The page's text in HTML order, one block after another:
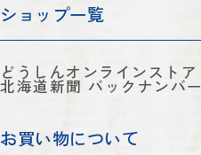
ショップ一覧
どうしんオンラインストア
北海道新聞 バックナンバー
お買い物について